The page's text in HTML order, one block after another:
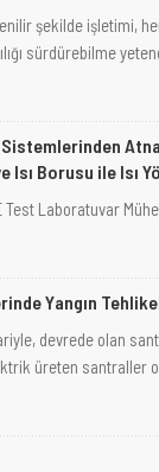
şekilde işletimi,
sürdürebilme
Isı Borusu ile Isı
Test Laboratuvar
Yangın
devrede olan
üreten santraller